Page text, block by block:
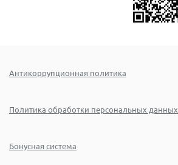
Антикоррупционная политика
Политика обработки персональных данных
Бонусная система